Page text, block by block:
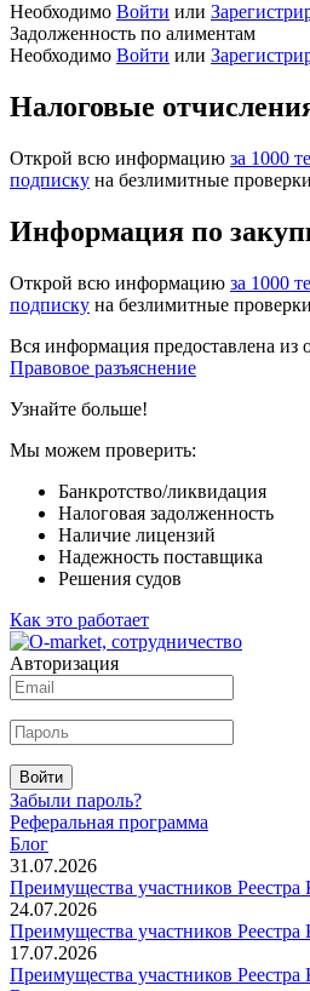
Необходимо Войти или
Задолженность по алиментам
Необходимо Войти или
Налоговые
Открой всю информацию за 1000
подписку на безлимитные проверки
Информация по
Открой всю информацию за 1000
подписку на безлимитные проверки
Вся информация предоставлена из
Правовое разъяснение
Узнайте больше!
Мы можем проверить:
Банкротство/ликвидация
Налоговая задолженность
Наличие лицензий
Надежность поставщика
Решения судов
Как это работает
Авторизация
Войти
Забыли пароль?
Реферальная программа
Блог
31.07.2026
Преимущества участников
24.07.2026
Преимущества участников
17.07.2026
Преимущества участников